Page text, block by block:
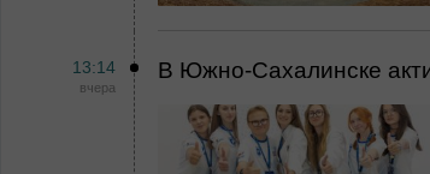
13:14
вчера
В Южно-Сахалинске